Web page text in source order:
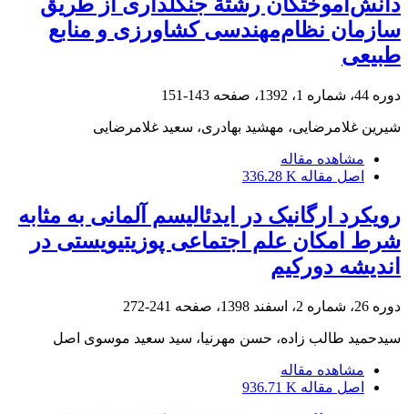
دانش‌آموختگان رشتة جنگلداری از طریق
سازمان نظام‌مهندسی کشاورزی و منابع
طبیعی
دوره 44، شماره 1، 1392، صفحه 143-151
شیرین غلامرضایی، مهشید بهادری، سعید غلامرضایی
مشاهده مقاله
اصل مقاله 336.28 K
رویکرد ارگانیک در ایدئالیسم آلمانی به مثابه
شرط امکان علم اجتماعی پوزیتیویستی در
اندیشه دورکیم
دوره 26، شماره 2، اسفند 1398، صفحه 241-272
سیدحمید طالب زاده، حسن مهرنیا، سید سعید موسوی اصل
مشاهده مقاله
اصل مقاله 936.71 K